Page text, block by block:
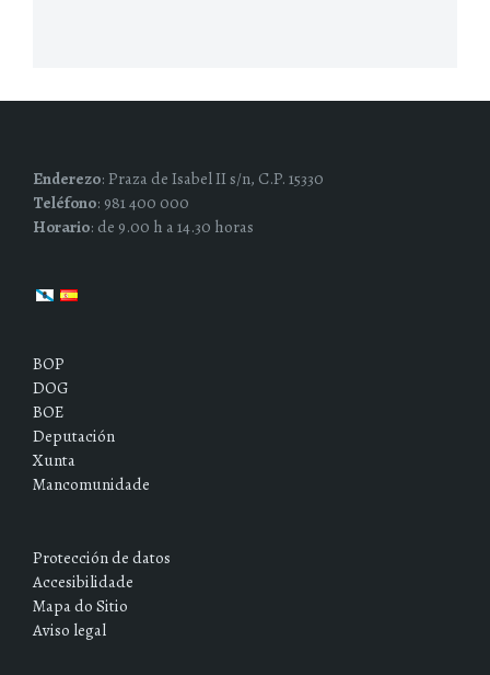
Enderezo: Praza de Isabel II s/n, C.P. 15330
Teléfono: 981 400 000
Horario: de 9.00 h a 14.30 horas
BOP
DOG
BOE
Deputación
Xunta
Mancomunidade
Protección de datos
Accesibilidade
Mapa do Sitio
Aviso legal